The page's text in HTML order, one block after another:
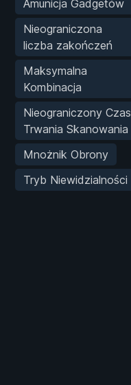
Amunicja Gadgetów
Nieograniczona
liczba zakończeń
Maksymalna
Kombinacja
Nieograniczony Czas
Trwania Skanowania
Mnożnik Obrony
Tryb Niewidzialności